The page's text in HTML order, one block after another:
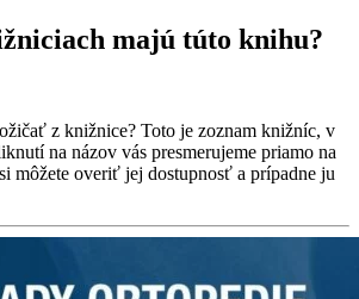
majú túto knihu?
z knižnice? Toto je zoznam knižníc, v
na názov vás presmerujeme priamo na
môžete overiť jej dostupnosť a prípadne ju